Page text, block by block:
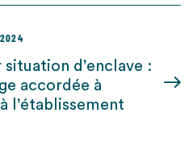
d’enclave :
accordée à
l’établissement